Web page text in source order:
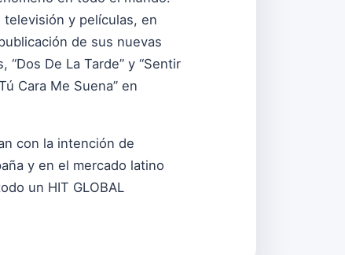
televisión y películas, en
de sus nuevas
De La Tarde” y “Sentir
Cara Me Suena” en
con la intención de
y en el mercado latino
un HIT GLOBAL